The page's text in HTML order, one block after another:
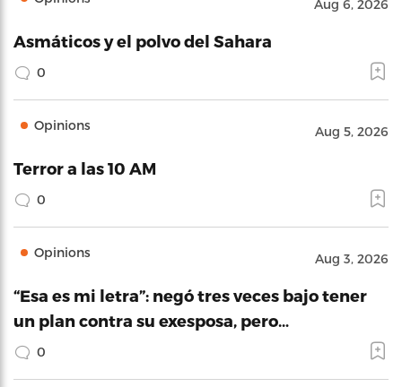
Aug 6, 2026
Asmáticos y el polvo del Sahara
0
Opinions Aug 5, 2026
Terror a las 10 AM
0
Opinions Aug 3, 2026
“Esa es mi letra”: negó tres veces bajo tener
un plan contra su exesposa, pero…
0